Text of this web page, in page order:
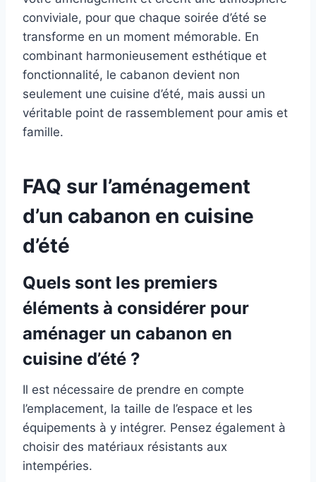
conviviale, pour que chaque soirée d’été se
transforme en un moment mémorable. En
combinant harmonieusement esthétique et
fonctionnalité, le cabanon devient non
seulement une cuisine d’été, mais aussi un
véritable point de rassemblement pour amis et
famille.
FAQ sur l’aménagement
d’un cabanon en cuisine
d’été
Quels sont les premiers
éléments à considérer pour
aménager un cabanon en
cuisine d’été ?
Il est nécessaire de prendre en compte
l’emplacement, la taille de l’espace et les
équipements à y intégrer. Pensez également à
choisir des matériaux résistants aux
intempéries.